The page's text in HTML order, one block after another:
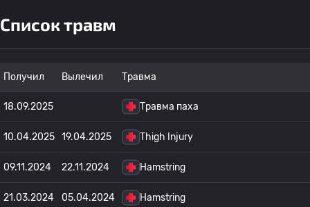
Список травм
Получил Вылечил Травма
18.09.2025 Травма паха
10.04.2025 19.04.2025 Thigh Injury
09.11.2024 22.11.2024 Hamstring
21.03.2024 05.04.2024 Hamstring